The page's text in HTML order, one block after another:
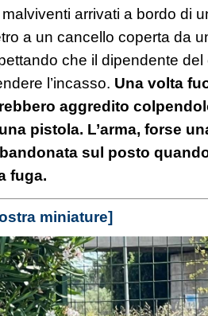
arrivati a bordo di
a un cancello coperta da
che il dipendente
l’incasso. Una volta
aggredito
pistola. L’arma, forse
sul posto
fuga.
miniature]